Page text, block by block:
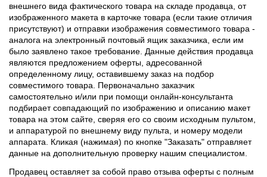
внешнего вида фактического товара на складе продавца, от
изображенного макета в карточке товара (если такие отличия
присутствуют) и отправки изображения совместимого товара -
аналога на электронный почтовый ящик заказчика, если им
было заявлено такое требование. Данные действия продавца
являются предложением оферты, адресованной
определенному лицу, оставившему заказ на подбор
совместимого товара. Первоначально заказчик
самостоятельно и/или при помощи онлайн-консультанта
подбирает совпадающий по изображению и описанию макет
товара на этом сайте, сверяя его со своим исходным пультом,
и аппаратурой по внешнему виду пульта, и номеру модели
аппарата. Кликая (нажимая) по кнопке "Заказать" отправляет
данные на дополнительную проверку нашим специалистом.
Продавец оставляет за собой право отзыва оферты с полным